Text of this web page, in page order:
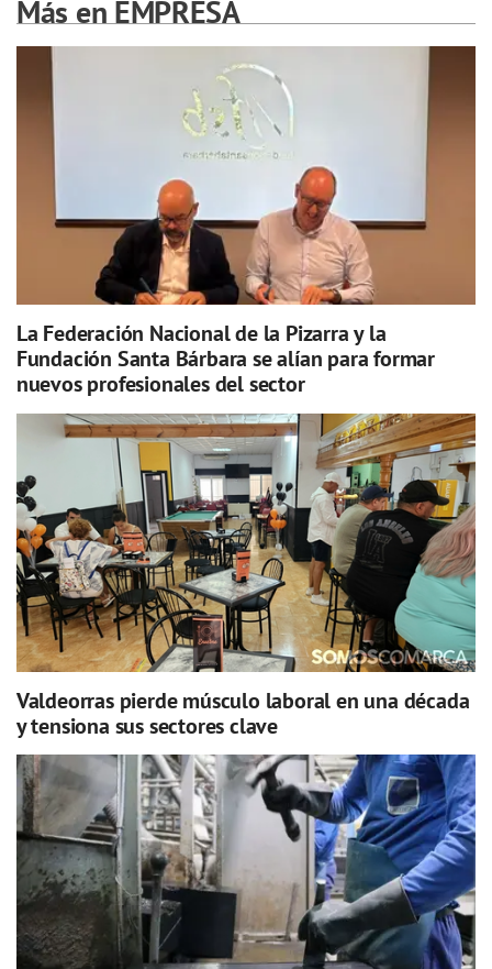
Más en EMPRESA
La Federación Nacional de la Pizarra y la
Fundación Santa Bárbara se alían para formar
nuevos profesionales del sector
Valdeorras pierde músculo laboral en una década
y tensiona sus sectores clave